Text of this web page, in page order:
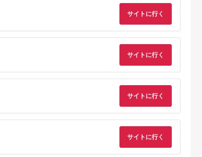
クラフトビール醸造所
アム
焼肉ヨコムラの食事
【とらふぐ料理玄品
サイトに行く
サイトに行く
サイトに行く
サイトに行く